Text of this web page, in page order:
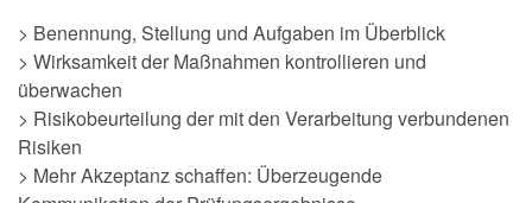
> Benennung, Stellung und Aufgaben im Überblick
> Wirksamkeit der Maßnahmen kontrollieren und
überwachen
> Risikobeurteilung der mit den Verarbeitung verbundenen
Risiken
> Mehr Akzeptanz schaffen: Überzeugende